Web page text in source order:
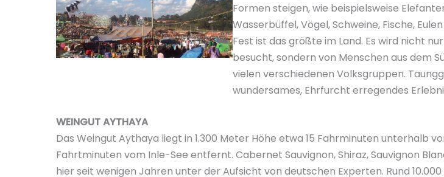
Formen steigen, wie beispielsweise
Wasserbüffel, Vögel, Schweine, Fische,
Fest ist das größte im Land. Es wird nicht
besucht, sondern von Menschen aus dem
vielen verschiedenen Volksgruppen.
wundersames, Ehrfurcht erregendes
WEINGUT AYTHAYA
Das Weingut Aythaya liegt in 1.300 Meter Höhe etwa 15 Fahrminuten unterhalb
Fahrtminuten vom Inle-See entfernt. Cabernet Sauvignon, Shiraz, Sauvignon
hier seit wenigen Jahren unter der Aufsicht von deutschen Experten. Rund